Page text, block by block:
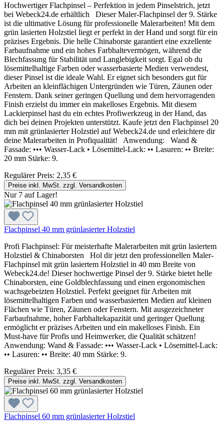
Hochwertiger Flachpinsel – Perfektion in jedem Pinselstrich, jetzt
bei Webeck24.de erhältlich Dieser Maler-Flachpinsel der 9. Stärke
ist die ultimative Lösung für professionelle Malerarbeiten! Mit dem
grün lasierten Holzstiel liegt er perfekt in der Hand und sorgt für ein
präzises Ergebnis. Die helle Chinaborste garantiert eine exzellente
Farbaufnahme und ein hohes Farbhaltevermögen, während die
Blechfassung für Stabilität und Langlebigkeit sorgt. Egal ob du
lösemittelhaltige Farben oder wasserbasierte Medien verwendest,
dieser Pinsel ist die ideale Wahl. Er eignet sich besonders gut für
Arbeiten an kleinflächigen Untergründen wie Türen, Zäunen oder
Fenstern. Dank seiner geringen Quellung und dem hervorragenden
Finish erzielst du immer ein makelloses Ergebnis. Mit diesem
Lackierpinsel hast du ein echtes Profiwerkzeug in der Hand, das
dich bei deinen Projekten unterstützt. Kaufe jetzt den Flachpinsel 20
mm mit grünlasierter Holzstiel auf Webeck24.de und erleichtere dir
deine Malerarbeiten in Profiqualität! Anwendung: Wand &
Fassade: ••• Wasser-Lack • Lösemittel-Lack: •• Lasuren: •• Breite:
20 mm Stärke: 9.
Regulärer Preis: 2,35 €
Preise inkl. MwSt. zzgl. Versandkosten
Nur 7 auf Lager!
Flachpinsel 40 mm grünlasierter Holzstiel
Profi Flachpinsel: Für meisterhafte Malerarbeiten mit grün lasiertem
Holzstiel & Chinaborsten Hol dir jetzt den professionellen Maler-
Flachpinsel mit grün lasiertem Holzstiel in 40 mm Breite von
Webeck24.de! Dieser hochwertige Pinsel der 9. Stärke bietet helle
Chinaborsten, eine Goldblechfassung und einen ergonomischen
wachsgebeizten Holzstiel. Perfekt geeignet für Arbeiten mit
lösemittelhaltigen Farben und wasserbasierten Medien auf kleinen
Flächen wie Türen, Zäunen oder Fenstern. Mit ausgezeichneter
Farbaufnahme, hoher Farbhaltekapazität und geringer Quellung
ermöglicht er präzises Arbeiten und ein makelloses Finish. Ein
Must-have für Profis und Heimwerker, die Qualität schätzen!
Anwendung: Wand & Fassade: ••• Wasser-Lack • Lösemittel-Lack:
•• Lasuren: •• Breite: 40 mm Stärke: 9.
Regulärer Preis: 3,35 €
Preise inkl. MwSt. zzgl. Versandkosten
Flachpinsel 60 mm grünlasierter Holzstiel